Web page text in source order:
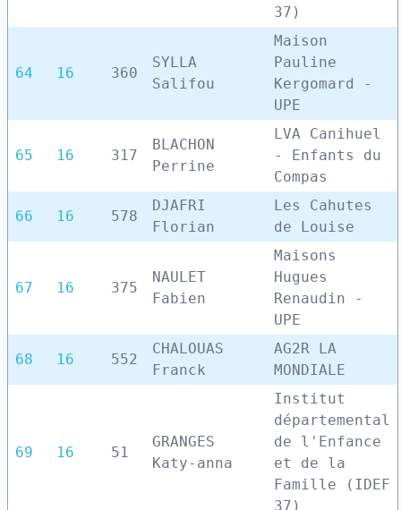
37)
64 16 360
SYLLA
Salifou
Maison
Pauline
Kergomard -
UPE
65 16 317
BLACHON
Perrine
LVA Canihuel
- Enfants du
Compas
66 16 578
DJAFRI
Florian
Les Cahutes
de Louise
67 16 375
NAULET
Fabien
Maisons
Hugues
Renaudin -
UPE
68 16 552
CHALOUAS
Franck
AG2R LA
MONDIALE
69 16 51
GRANGES
Katy-anna
Institut
départemental
de l'Enfance
et de la
Famille (IDEF
37)